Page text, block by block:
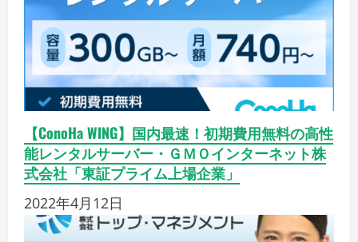
【ConoHa WING】国内最速！初期費用無料の高性
能レンタルサーバー・ＧＭＯインターネット株
式会社「東証プライム上場企業」
2022年4月12日